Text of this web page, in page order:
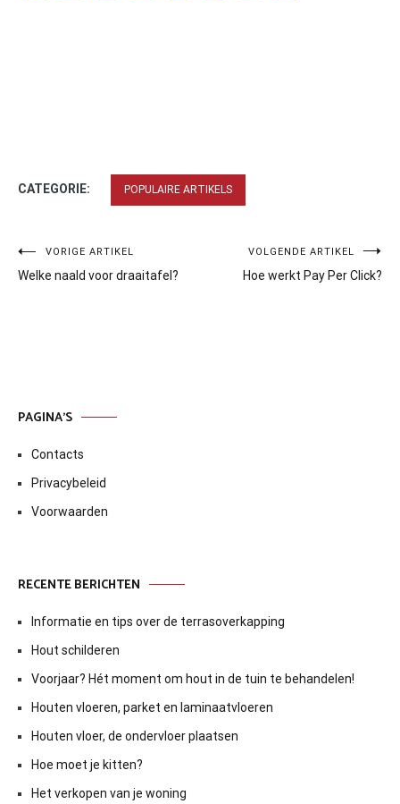
CATEGORIE: POPULAIRE ARTIKELS
Bericht
navigatie
VORIGE ARTIKEL
Welke naald voor draaitafel?
VOLGENDE ARTIKEL
Hoe werkt Pay Per Click?
PAGINA’S
Contacts
Privacybeleid
Voorwaarden
RECENTE BERICHTEN
Informatie en tips over de terrasoverkapping
Hout schilderen
Voorjaar? Hét moment om hout in de tuin te behandelen!
Houten vloeren, parket en laminaatvloeren
Houten vloer, de ondervloer plaatsen
Hoe moet je kitten?
Het verkopen van je woning